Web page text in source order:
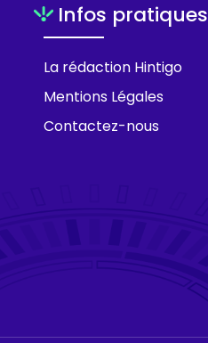
Infos pratiques
La rédaction Hintigo
Mentions Légales
Contactez-nous